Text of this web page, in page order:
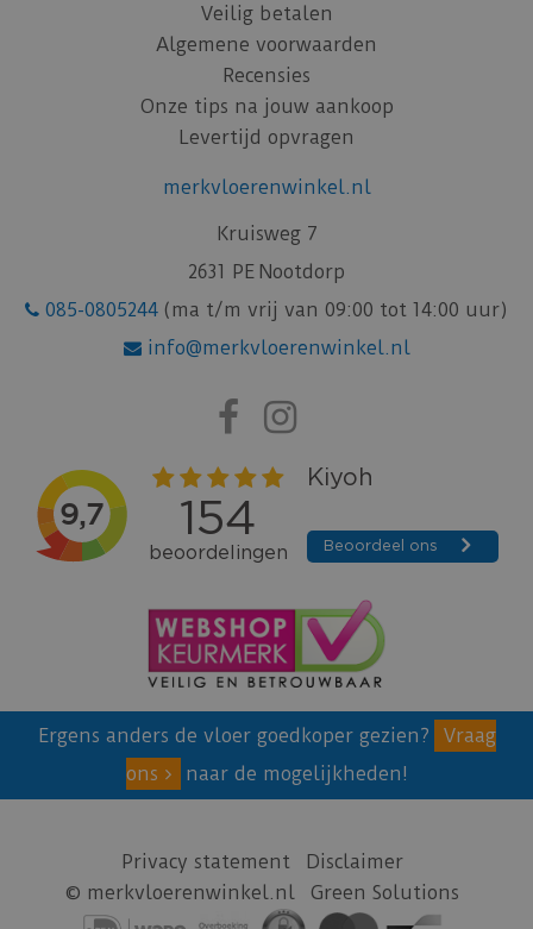
Veilig betalen
Algemene voorwaarden
Recensies
Onze tips na jouw aankoop
Levertijd opvragen
merkvloerenwinkel.nl
Kruisweg 7
2631 PE Nootdorp
085-0805244 (ma t/m vrij van 09:00 tot 14:00 uur)
info@merkvloerenwinkel.nl
Ergens anders de vloer goedkoper gezien?
Vraag
ons
naar de mogelijkheden!
Privacy statement
Disclaimer
© merkvloerenwinkel.nl
Green Solutions